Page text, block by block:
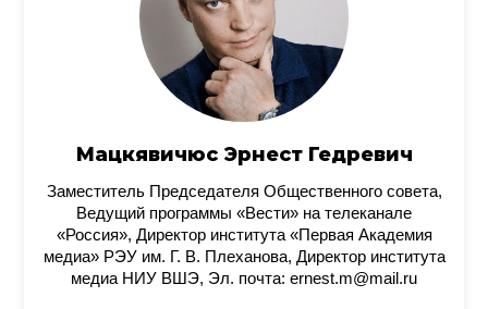
Мацкявичюс Эрнест Гедревич
Заместитель Председателя Общественного совета,
Ведущий программы «Вести» на телеканале
«Россия», Директор института «Первая Академия
медиа» РЭУ им. Г. В. Плеханова, Директор института
медиа НИУ ВШЭ, Эл. почта: ernest.m@mail.ru